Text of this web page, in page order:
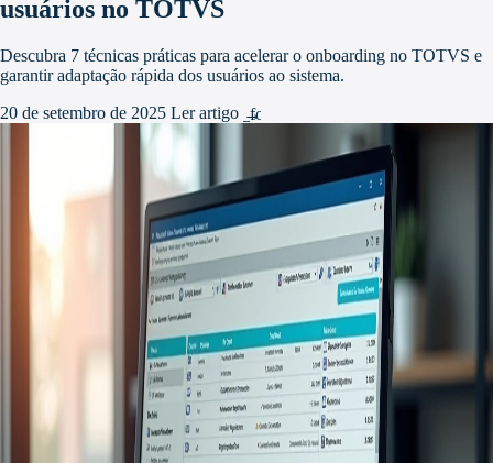
usuários no TOTVS
Descubra 7 técnicas práticas para acelerar o onboarding no TOTVS e
garantir adaptação rápida dos usuários ao sistema.
20 de setembro de 2025 Ler artigo
arrow_forward